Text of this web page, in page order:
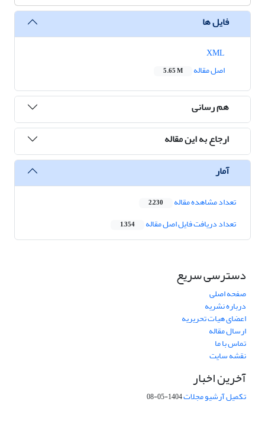
فایل ها
اصل مقاله
5.65 M
هم رسانی
ارجاع به این مقاله
آمار
تعداد مشاهده مقاله 2,230
تعداد دریافت فایل اصل مقاله 1,354
دسترسی سریع
صفحه اصلی
درباره نشریه
اعضای هیات تحریریه
ارسال مقاله
تماس با ما
نقشه سایت
آخرین اخبار
تکمیل آرشیو مجلات1404-05-08